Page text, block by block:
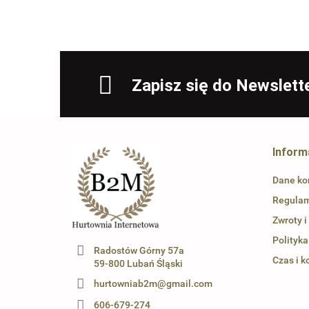
Zapisz się do
Radostów Górny 57a
59-800 Lubań Śląski
hurtowniab2m@gmail.com
606-679-274
Dane
Zwroty
Czas i